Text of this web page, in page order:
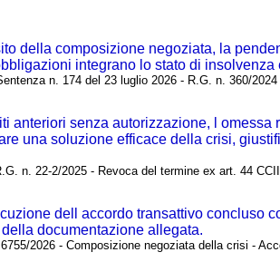
della composizione negoziata, la
integrano lo stato di
n. 174 del 23 luglio 2026 - R.G. n. 360/
anteriori senza autorizzazione, l
una soluzione efficace della crisi,
n. 22-2/2025 - Revoca del termine ex art. 44
dell accordo transattivo concluso
documentazione allegata.
2026 - Composizione negoziata della crisi -